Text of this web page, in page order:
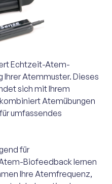
Echtzeit-Atem-
Ihrer Atemmuster. Dieses
sich mit Ihrem
Atemübungen
umfassendes
für
Biofeedback lernen
Ihre Atemfrequenz,